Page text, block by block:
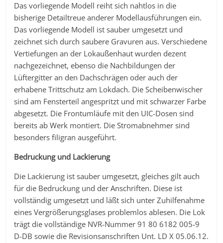
Das vorliegende Modell reiht sich nahtlos in die
bisherige Detailtreue anderer Modellausführungen ein.
Das vorliegende Modell ist sauber umgesetzt und
zeichnet sich durch saubere Gravuren aus. Verschiedene
Vertiefungen an der Lokaußenhaut wurden dezent
nachgezeichnet, ebenso die Nachbildungen der
Lüftergitter an den Dachschrägen oder auch der
erhabene Trittschutz am Lokdach. Die Scheibenwischer
sind am Fensterteil angespritzt und mit schwarzer Farbe
abgesetzt. Die Frontumläufe mit den UIC-Dosen sind
bereits ab Werk montiert. Die Stromabnehmer sind
besonders filigran ausgeführt.
Bedruckung und Lackierung
Die Lackierung ist sauber umgesetzt, gleiches gilt auch
für die Bedruckung und der Anschriften. Diese ist
vollständig umgesetzt und läßt sich unter Zuhilfenahme
eines Vergrößerungsglases problemlos ablesen. Die Lok
trägt die vollständige NVR-Nummer 91 80 6182 005-9
D-DB sowie die Revisionsanschriften Unt. LD X 05.06.12.